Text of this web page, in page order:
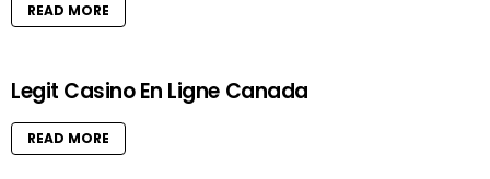
READ MORE
Legit Casino En Ligne Canada
READ MORE